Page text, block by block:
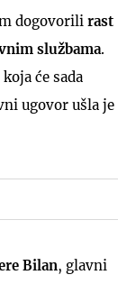
dogovorili rast
službama.
će sada
ugovor ušla je
Bilan, glavni